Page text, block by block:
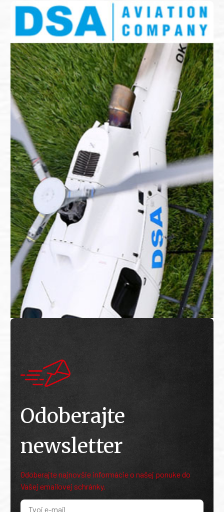
Odoberajte
newsletter
Odoberajte najnovšie informácie o našej ponuke do
Vašej emailovej schránky.